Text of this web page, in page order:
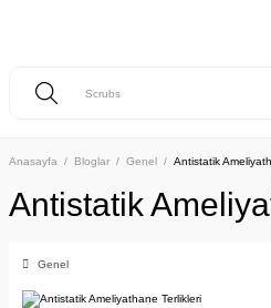
Anasayfa Bloglar Genel Antistatik
Antistatik
Genel